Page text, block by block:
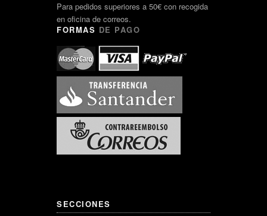
Para pedidos superiores a 50€ con recogida
en oficina de correos.
FORMAS DE PAGO
SECCIONES